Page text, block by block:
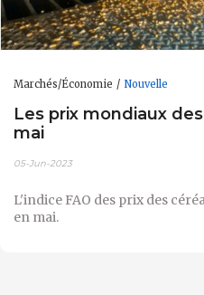
Marchés/Économie Nouvelle
Les prix mondiaux
mai
05-Jun-2023
L'indice FAO des prix des
en mai.